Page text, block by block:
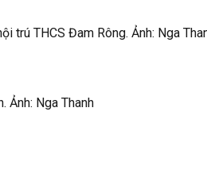
trú THCS Đam Rông. Ảnh: Nga
Ảnh: Nga Thanh